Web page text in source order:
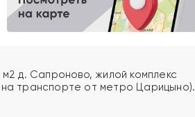
д. Сапроново, жилой комплекс
на транспорте от метро Царицыно).